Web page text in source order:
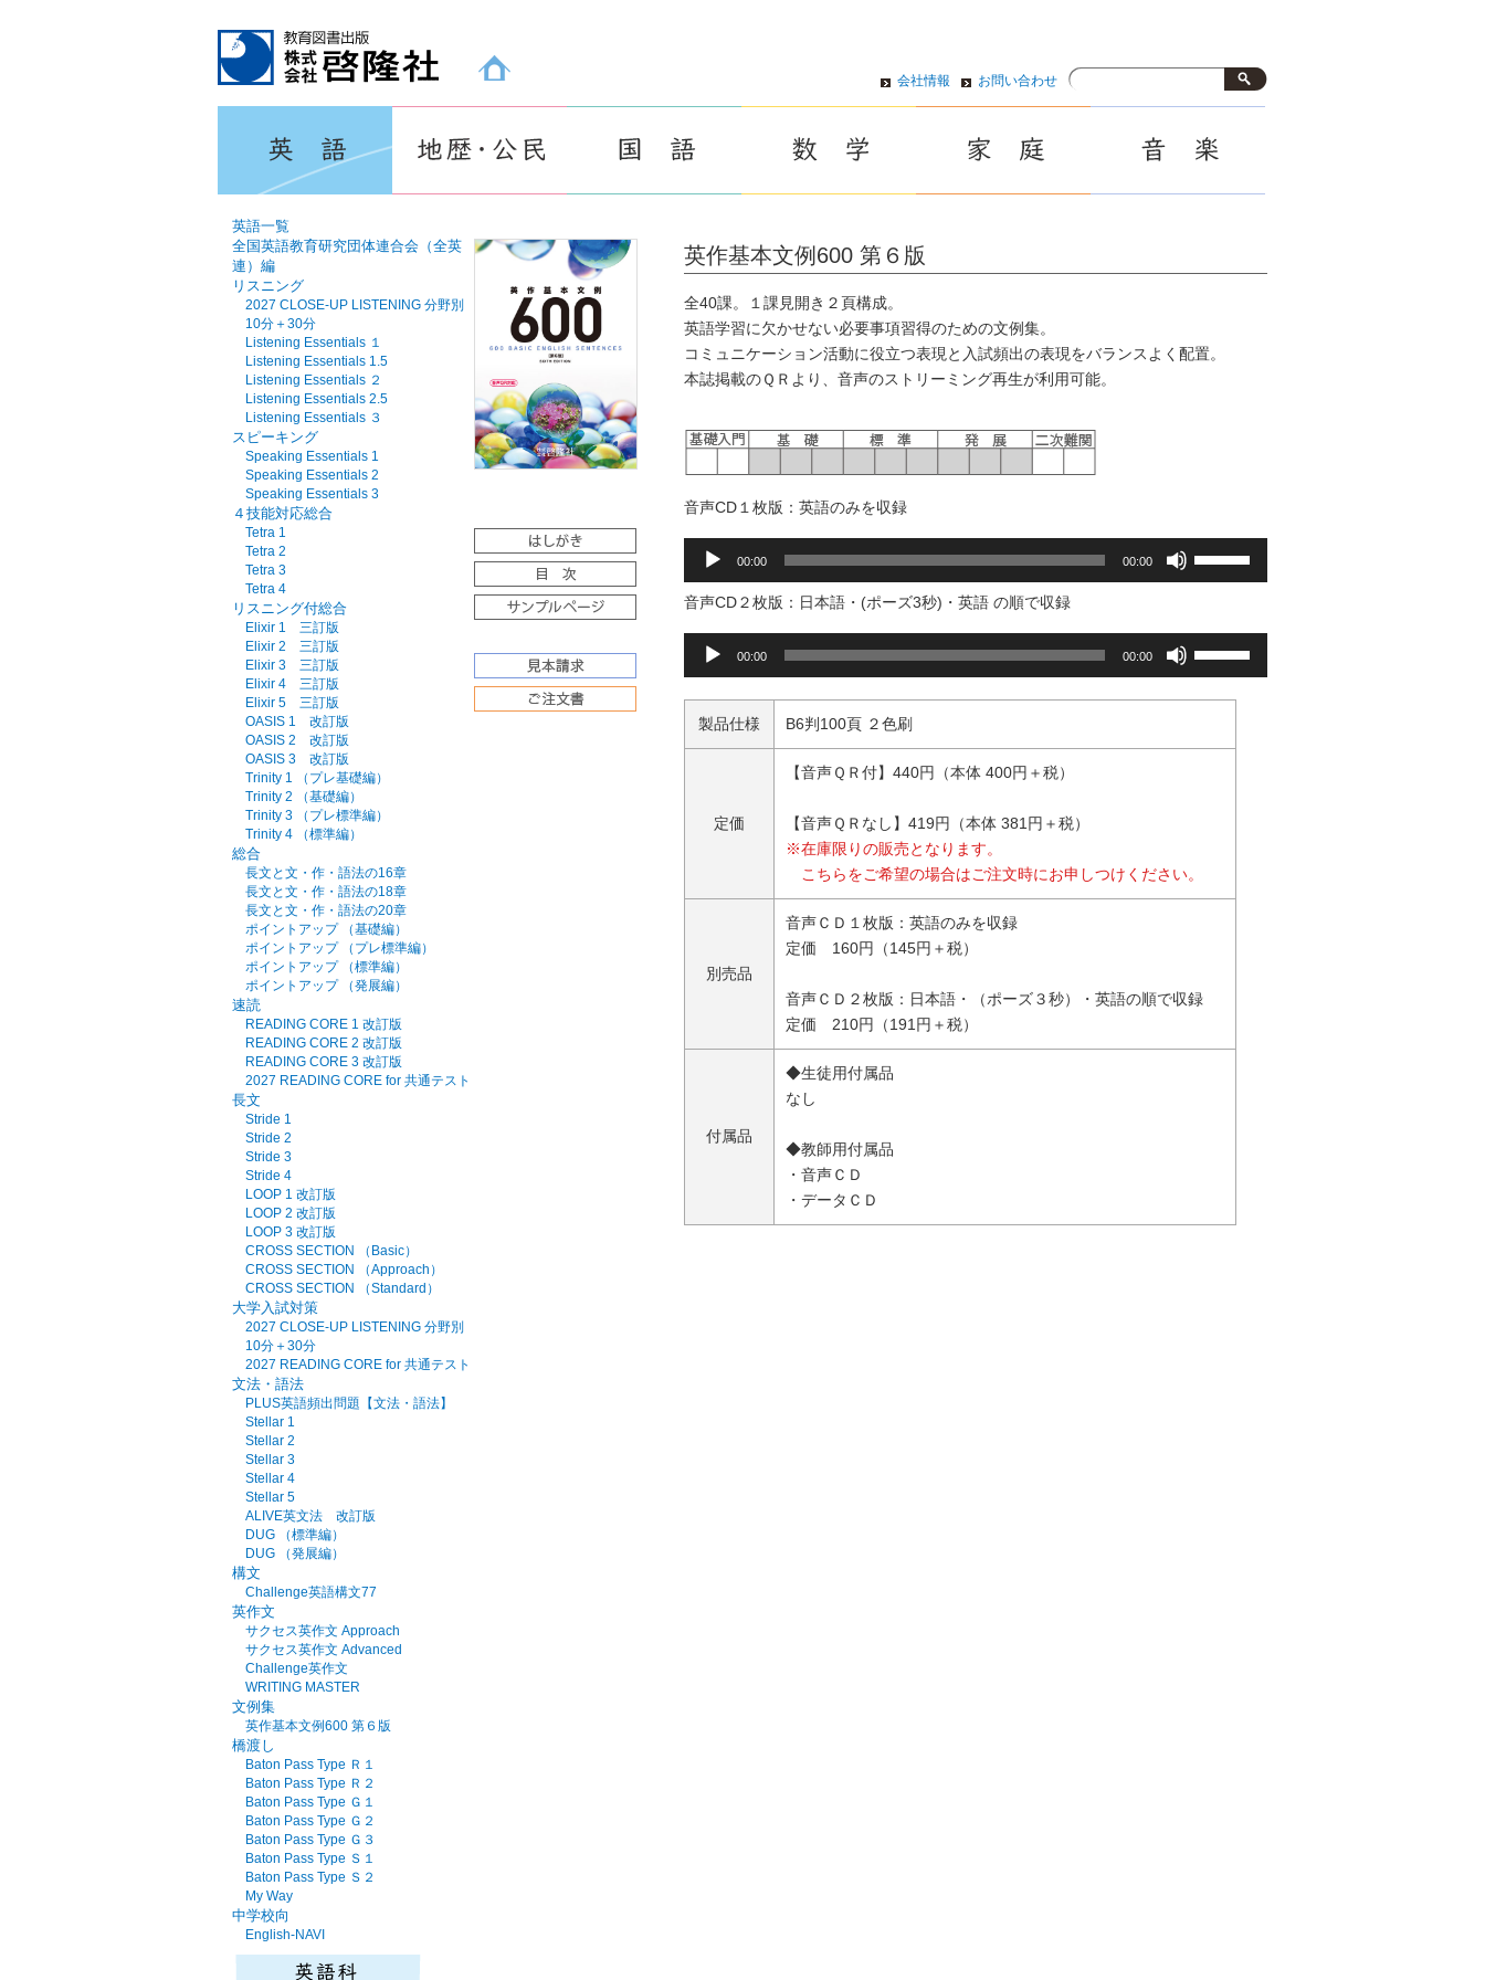
会社情報 お問い合わせ
英作基本文例600 第６版
全40課。１課見開き２頁構成。
英語学習に欠かせない必要事項習得のための文例集。
コミュニケーション活動に役立つ表現と入試頻出の表現をバランスよく配置。
本誌掲載のＱＲより、音声のストリーミング再生が利用可能。
音声CD１枚版：英語のみを収録
プ
ヤ
ー
00:00 00:00
ム
調
節
は
て
音声CD２枚版：日本語・(ポーズ3秒)・英語 の順で収録
プ
ー
00:00 00:00
ュ
ム
下
ー
使
製品仕様 B6判100頁 ２色刷
定価
【音声ＱＲ付】440円（本体 400円＋税）
【音声ＱＲなし】419円（本体 381円＋税）
※在庫限りの販売となります。
こちらをご希望の場合はご注文時にお申しつけください。
別売品
音声ＣＤ１枚版：英語のみを収録
定価 160円（145円＋税）
音声ＣＤ２枚版：日本語・（ポーズ３秒）・英語の順で収録
定価 210円（191円＋税）
付属品
◆生徒用付属品
なし
◆教師用付属品
・音声ＣＤ
・データＣＤ
英語一覧
全国英語教育研究団体連合会（全英
連）編
リスニング
2027 CLOSE-UP LISTENING 分野別
10分＋30分
Listening Essentials １
Listening Essentials 1.5
Listening Essentials ２
Listening Essentials 2.5
Listening Essentials ３
スピーキング
Speaking Essentials 1
Speaking Essentials 2
Speaking Essentials 3
４技能対応総合
Tetra 1
Tetra 2
Tetra 3
Tetra 4
リスニング付総合
Elixir 1 三訂版
Elixir 2 三訂版
Elixir 3 三訂版
Elixir 4 三訂版
Elixir 5 三訂版
OASIS 1 改訂版
OASIS 2 改訂版
OASIS 3 改訂版
Trinity 1 （プレ基礎編）
Trinity 2 （基礎編）
Trinity 3 （プレ標準編）
Trinity 4 （標準編）
総合
長文と文・作・語法の16章
長文と文・作・語法の18章
長文と文・作・語法の20章
ポイントアップ （基礎編）
ポイントアップ （プレ標準編）
ポイントアップ （標準編）
ポイントアップ （発展編）
速読
READING CORE 1 改訂版
READING CORE 2 改訂版
READING CORE 3 改訂版
2027 READING CORE for 共通テスト
長文
Stride 1
Stride 2
Stride 3
Stride 4
LOOP 1 改訂版
LOOP 2 改訂版
LOOP 3 改訂版
CROSS SECTION （Basic）
CROSS SECTION （Approach）
CROSS SECTION （Standard）
大学入試対策
2027 CLOSE-UP LISTENING 分野別
10分＋30分
2027 READING CORE for 共通テスト
文法・語法
PLUS英語頻出問題【文法・語法】
Stellar 1
Stellar 2
Stellar 3
Stellar 4
Stellar 5
ALIVE英文法 改訂版
DUG （標準編）
DUG （発展編）
構文
Challenge英語構文77
英作文
サクセス英作文 Approach
サクセス英作文 Advanced
Challenge英作文
WRITING MASTER
文例集
英作基本文例600 第６版
橋渡し
Baton Pass Type Ｒ１
Baton Pass Type Ｒ２
Baton Pass Type Ｇ１
Baton Pass Type Ｇ２
Baton Pass Type Ｇ３
Baton Pass Type Ｓ１
Baton Pass Type Ｓ２
My Way
中学校向
English-NAVI